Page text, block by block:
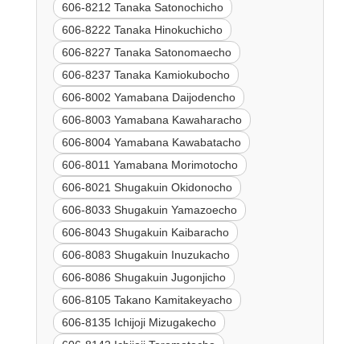
606-8212 Tanaka Satonochicho
606-8222 Tanaka Hinokuchicho
606-8227 Tanaka Satonomaecho
606-8237 Tanaka Kamiokubocho
606-8002 Yamabana Daijodencho
606-8003 Yamabana Kawaharacho
606-8004 Yamabana Kawabatacho
606-8011 Yamabana Morimotocho
606-8021 Shugakuin Okidonocho
606-8033 Shugakuin Yamazoecho
606-8043 Shugakuin Kaibaracho
606-8083 Shugakuin Inuzukacho
606-8086 Shugakuin Jugonjicho
606-8105 Takano Kamitakeyacho
606-8135 Ichijoji Mizugakecho